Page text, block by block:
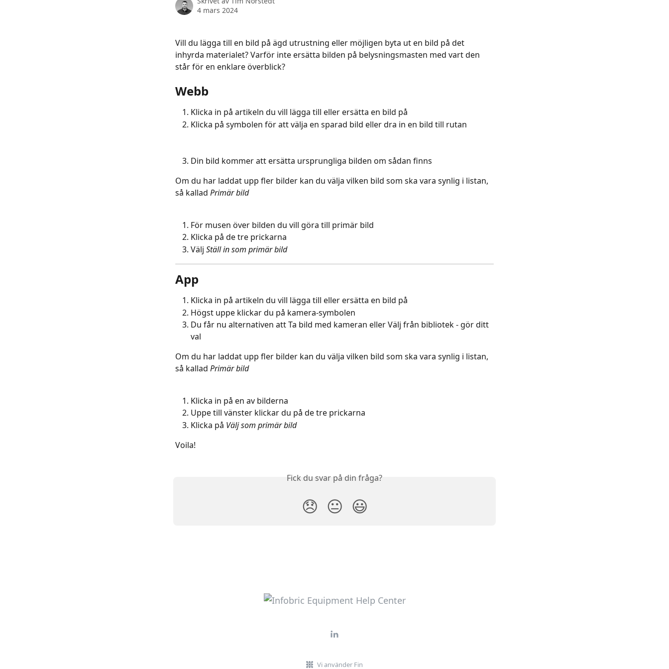
4 mars 2024
Vill du lägga till en bild på ägd utrustning eller möjligen byta ut en bild på det
inhyrda materialet? Varför inte ersätta bilden på belysningsmasten med vart den
står för en enklare överblick?
Webb
Klicka in på artikeln du vill lägga till eller ersätta en bild på
Klicka på symbolen för att välja en sparad bild eller dra in en bild till rutan
Din bild kommer att ersätta ursprungliga bilden om sådan finns
Om du har laddat upp fler bilder kan du välja vilken bild som ska vara synlig i listan,
så kallad Primär bild
För musen över bilden du vill göra till primär bild
Klicka på de tre prickarna
Välj Ställ in som primär bild
App
Klicka in på artikeln du vill lägga till eller ersätta en bild på
Högst uppe klickar du på kamera-symbolen
Du får nu alternativen att Ta bild med kameran eller Välj från bibliotek - gör ditt
val
Om du har laddat upp fler bilder kan du välja vilken bild som ska vara synlig i listan,
så kallad Primär bild
Klicka in på en av bilderna
Uppe till vänster klickar du på de tre prickarna
Klicka på Välj som primär bild
Voila!
Fick du svar på din fråga?
😞 😐 😃
Vi använder Fin